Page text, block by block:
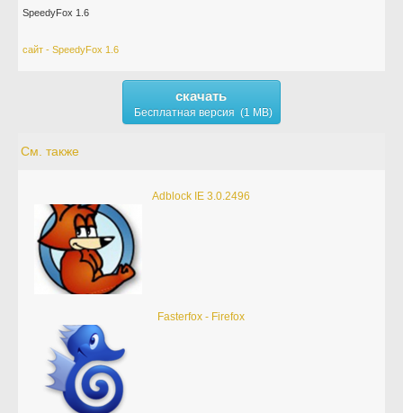
SpeedyFox 1.6
сайт - SpeedyFox 1.6
скачать
Бесплатная версия (1 MB)
См. также
Adblock IE 3.0.2496
Fasterfox - Firefox